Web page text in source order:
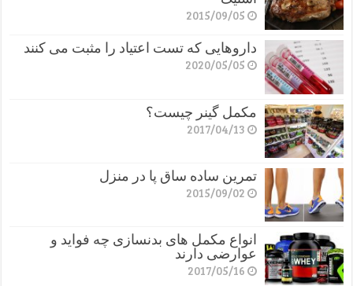
2015/09/05
داروهایی که تست اعتیاد را مثبت می کنند
2020/05/05
مکمل گینر چیست؟
2017/04/13
تمرین ساده ساق پا در منزل
2015/09/02
انواع مکمل های بدنسازی چه فواید و
عوارضی دارند
2017/05/16